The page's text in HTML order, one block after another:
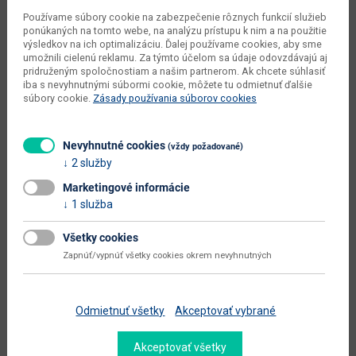
počet balíkov dodávateľa 1 ks
kusov v balení dodávateľa 1 ks
dodávateľa
0.0235 m3
typové označenie Naoko
montáž
hlavná farba ďalšie farby
prírodná / čierna
Používame súbory cookie na zabezpečenie rôznych funkcií služieb
ponúkaných na tomto webe, na analýzu prístupu k nim a na použitie
výsledkov na ich optimalizáciu. Ďalej používame cookies, aby sme
umožnili cielenú reklamu. Za týmto účelom sa údaje odovzdávajú aj
pridruženým spoločnostiam a našim partnerom. Ak chcete súhlasiť
iba s nevyhnutnými súbormi cookie, môžete tu odmietnuť ďalšie
súbory cookie. Zásady používania súborov cookies
Nevyhnutné cookies (vždy požadované)
2 služby
Marketingové informácie
1 služba
Všetky cookies
Zapnúť/vypnúť všetky cookies okrem nevyhnutných
Odmietnuť všetky Akceptovať vybrané
Akceptovať všetky